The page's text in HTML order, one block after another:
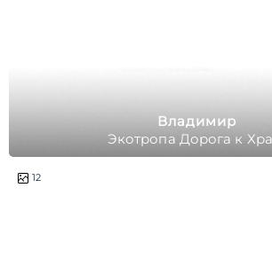
Владимир
Экотропа Дорога к
12